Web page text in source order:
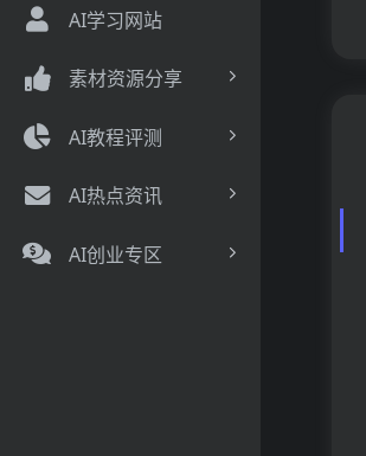
AI学习网站
素材资源分享
AI教程评测
AI热点资讯
AI创业专区